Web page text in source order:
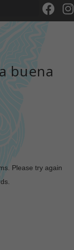
buena
Please try again